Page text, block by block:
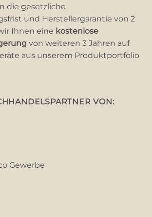
die gesetzliche
und Herstellergarantie von 2
Ihnen eine kostenlose
von weiteren 3 Jahren auf
aus unserem Produktportfolio
VON:
Gewerbe